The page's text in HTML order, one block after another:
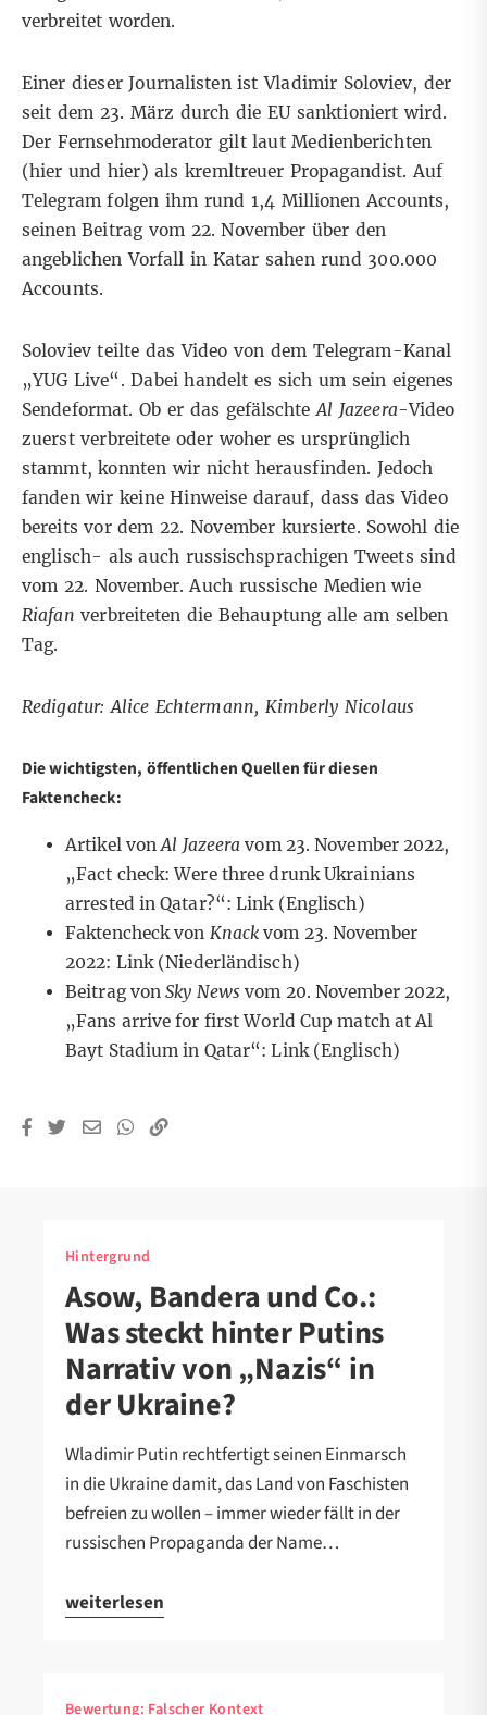
verbreitet worden.
Einer dieser Journalisten ist Vladimir Soloviev, der
seit dem 23. März durch die EU sanktioniert wird.
Der Fernsehmoderator gilt laut Medienberichten
(hier undhier) als kremltreuer Propagandist. Auf
Telegram folgen ihm rund 1,4 Millionen Accounts,
seinenBeitrag vom 22. November über den
angeblichen Vorfall in Katar sahen rund 300.000
Accounts.
Soloviev teilte das Video von dem Telegram-Kanal
„YUG Live“ . Dabei handelt es sich um sein eigenes
Sendeformat. Ob er das gefälschteAl Jazeera-Video
zuerst verbreitete oder woher es ursprünglich
stammt, konnten wir nicht herausfinden. Jedoch
fanden wir keine Hinweise darauf, dass das Video
bereits vor dem 22. November kursierte. Sowohl die
englisch- als auch russischsprachigen Tweets sind
vom 22. November. Auch russische Medien wie
Riafan verbreiteten die Behauptung alle am selben
Tag.
Redigatur: Alice Echtermann, Kimberly Nicolaus
Die wichtigsten, öffentlichen Quellen für diesen
Faktencheck:
Artikel vonAl Jazeera vom 23. November 2022,
„Fact check: Were three drunk Ukrainians
arrested in Qatar?“:Link(Englisch)
Faktencheck von Knack vom 23. November
2022: Link(Niederländisch)
Beitrag vonSky News vom 20. November 2022,
„Fans arrive for first World Cup match at Al
Bayt Stadium in Qatar“:Link(Englisch)
Hintergrund
Asow, Bandera und Co.:
Was steckt hinter Putins
Narrativ von „Nazis“ in
der Ukraine?
Wladimir Putin rechtfertigt seinen Einmarsch
in die Ukraine damit, das Land von Faschisten
befreien zu wollen – immer wieder fällt in der
russischen Propaganda der Name…
weiterlesen
Bewertung: Falscher Kontext